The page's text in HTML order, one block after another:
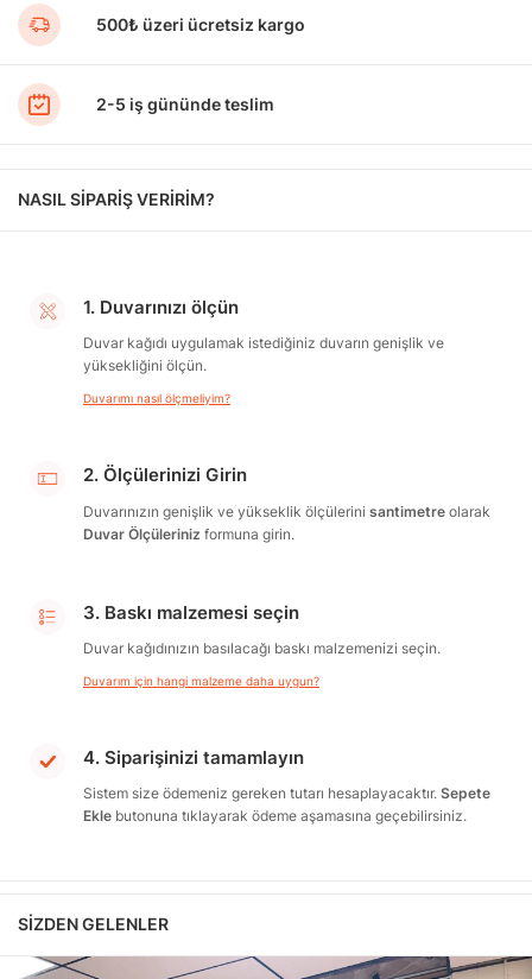
500₺ üzeri ücretsiz kargo
2-5 iş gününde teslim
NASIL SİPARİŞ VERİRİM?
1. Duvarınızı ölçün
Duvar kağıdı uygulamak istediğiniz duvarın genişlik ve
yüksekliğini ölçün.
Duvarımı nasıl ölçmeliyim?
2. Ölçülerinizi Girin
Duvarınızın genişlik ve yükseklik ölçülerini santimetre olarak
Duvar Ölçüleriniz formuna girin.
3. Baskı malzemesi seçin
Duvar kağıdınızın basılacağı baskı malzemenizi seçin.
Duvarım için hangi malzeme daha uygun?
4. Siparişinizi tamamlayın
Sistem size ödemeniz gereken tutarı hesaplayacaktır. Sepete
Ekle butonuna tıklayarak ödeme aşamasına geçebilirsiniz.
SIZDEN GELENLER